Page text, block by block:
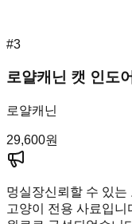
#3
로얄캐닌 캣 인도
로얄캐닌
29,600원
멍실장신뢰할 수 있는
고양이 전용 사료입